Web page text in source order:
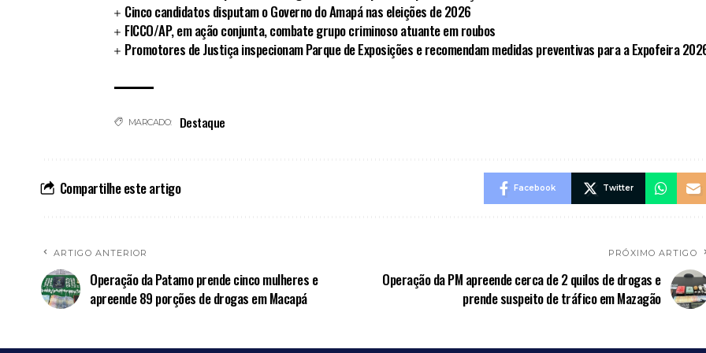
Cinco candidatos disputam o Governo do Amapá nas eleições de 2026
FICCO/AP, em ação conjunta, combate grupo criminoso atuante em roubos
Promotores de Justiça inspecionam Parque de Exposições e recomendam medidas preventivas para a Expofeira
MARCADO: Destaque
Compartilhe este artigo Facebook Twitter
ARTIGO ANTERIOR
Operação da Patamo prende cinco mulheres e
apreende 89 porções de drogas em Macapá
PRÓXIMO ARTIGO
Operação da PM apreende cerca de 2 quilos de drogas e
prende suspeito de tráfico em Mazagão